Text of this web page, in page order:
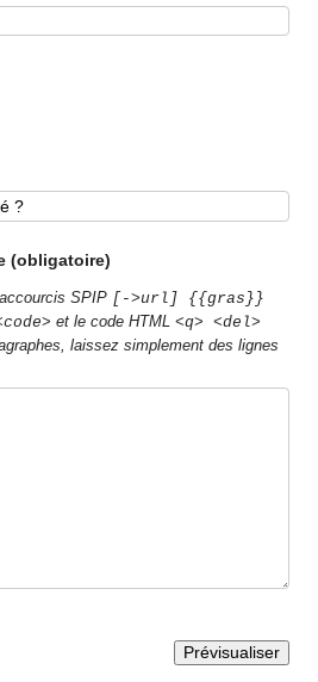
(obligatoire)
SPIP [->url] {{gras}}
et le code HTML<q> <del>
laissez simplement des lignes